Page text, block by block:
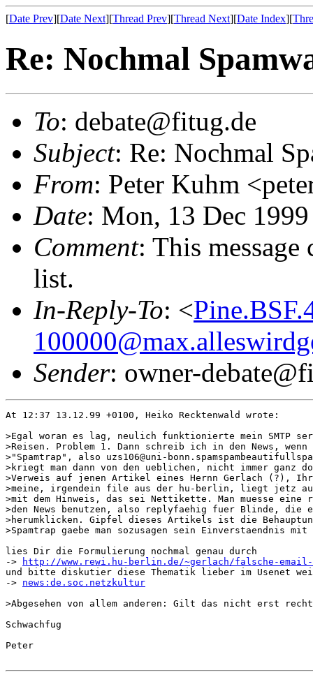
[Date Prev][Date Next][Thread Prev][Thread Next][Date Index][
Re: Nochmal
To: debate@fitug.de
Subject: Re: Nochmal
From: Peter Kuhm
Date: Mon, 13 Dec
Comment: This
list.
In-Reply-To: <
Sender: owner-
At 12:37 13.12.99 +0100, Heiko Recktenwald wrote:
>Egal woran es lag, neulich funktionierte mein SMTP
>Reisen. Problem 1. Dann schreib ich in den News,
>"Spamtrap", also uzs106@uni-
>kriegt man dann von den ueblichen, nicht immer ganz
>Verweis auf jenen Artikel eines Hernn Gerlach (?),
>meine, irgendein file aus der hu-berlin, liegt jetz
>mit dem Hinweis, das sei Nettikette. Man muesse eine
>den News benutzen, also replyfaehig fuer Blinde, die
>herumklicken. Gipfel dieses Artikels ist die
>Spamtrap gaebe man sozusagen sein Einverstaendnis mit
lies Dir die Formulierung nochmal genau durch
->
http://www.rewi.hu-berlin.de/~gerlach/falsche-email-
und bitte diskutier diese Thematik lieber im Usenet
-> news:de.soc.netzkultur
>Abgesehen von allem anderen: Gilt das nicht erst
Schwachfug
Peter